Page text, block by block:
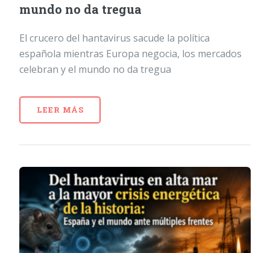
mundo no da tregua
El crucero del hantavirus sacude la política
española mientras Europa negocia, los mercados
celebran y el mundo no da tregua
LEER MÁS